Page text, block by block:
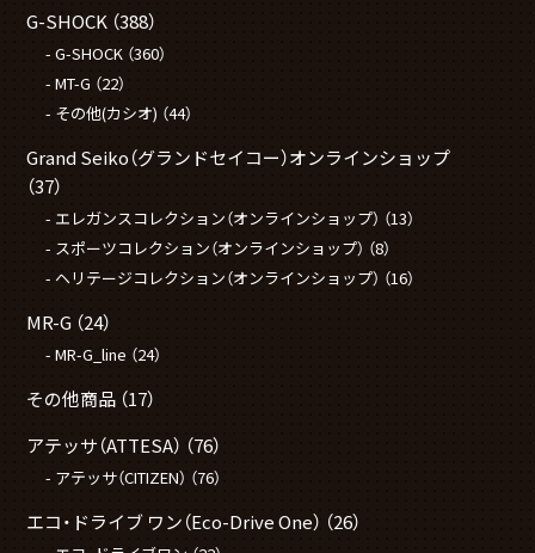
G-SHOCK （388）
G-SHOCK （360）
MT-G （22）
その他(カシオ) （44）
Grand Seiko（グランドセイコー）オンラインショップ
（37）
エレガンスコレクション（オンラインショップ） （13）
スポーツコレクション（オンラインショップ） （8）
ヘリテージコレクション（オンラインショップ） （16）
MR-G （24）
MR-G_line （24）
その他商品 （17）
アテッサ（ATTESA） （76）
アテッサ（CITIZEN） （76）
エコ・ドライブ ワン（Eco-Drive One） （26）